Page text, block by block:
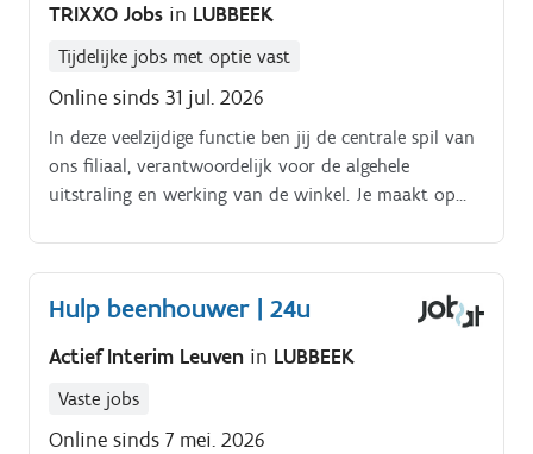
TRIXXO Jobs in LUBBEEK
Tijdelijke jobs met optie vast
Online sinds 31 jul. 2026
In deze veelzijdige functie ben jij de centrale spil van
ons filiaal, verantwoordelijk voor de algehele
uitstraling en werking van de winkel. Je maakt op
producten voldoen aan de hoogste standaarden.
Hulp beenhouwer | 24u
Actief Interim Leuven in LUBBEEK
Vaste jobs
Online sinds 7 mei. 2026